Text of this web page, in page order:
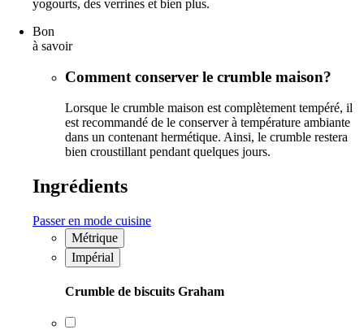
yogourts, des verrines et bien plus.
Bon
à savoir
Comment conserver le crumble maison?
Lorsque le crumble maison est complètement tempéré, il
est recommandé de le conserver à température ambiante
dans un contenant hermétique. Ainsi, le crumble restera
bien croustillant pendant quelques jours.
Ingrédients
Passer en mode cuisine
Métrique
Impérial
Crumble de biscuits Graham